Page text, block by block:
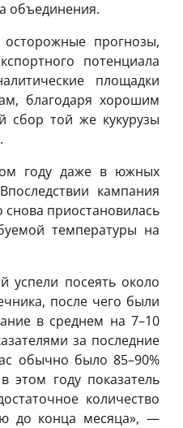
объединения.
прогнозы,
потенциала
площадки
благодаря хорошим
сбор той же кукурузы
году даже в южных
кампания
приостановилась
температуры на
успели посеять около
после чего были
в среднем на 7–10
за последние
обычно было 85–90%
этом году показатель
количество
до конца месяца», —